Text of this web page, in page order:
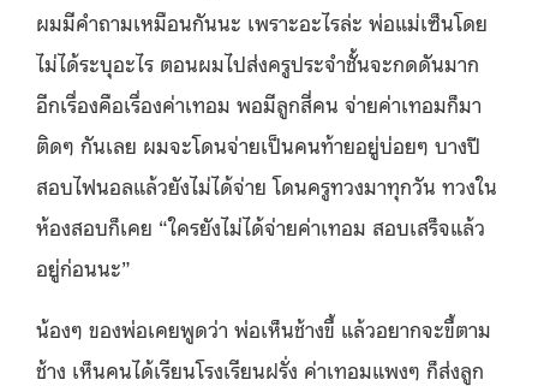
ผมมีคำถามเหมือนกันนะ เพราะอะไรล่ะ พ่อแม่เซ็นโดย
ไม่ได้ระบุอะไร ตอนผมไปส่งครูประจำชั้นจะกดดันมาก
อีกเรื่องคือเรื่องค่าเทอม พอมีลูกสี่คน จ่ายค่าเทอมก็มา
ติดๆ กันเลย ผมจะโดนจ่ายเป็นคนท้ายอยู่บ่อยๆ บางปี
สอบไฟนอลแล้วยังไม่ได้จ่าย โดนครูทวงมาทุกวัน ทวงใน
ห้องสอบก็เคย “ใครยังไม่ได้จ่ายค่าเทอม สอบเสร็จแล้ว
อยู่ก่อนนะ”
น้องๆ ของพ่อเคยพูดว่า พ่อเห็นช้างขี้ แล้วอยากจะขี้ตาม
ช้าง เห็นคนได้เรียนโรงเรียนฝรั่ง ค่าเทอมแพงๆ ก็ส่งลูก